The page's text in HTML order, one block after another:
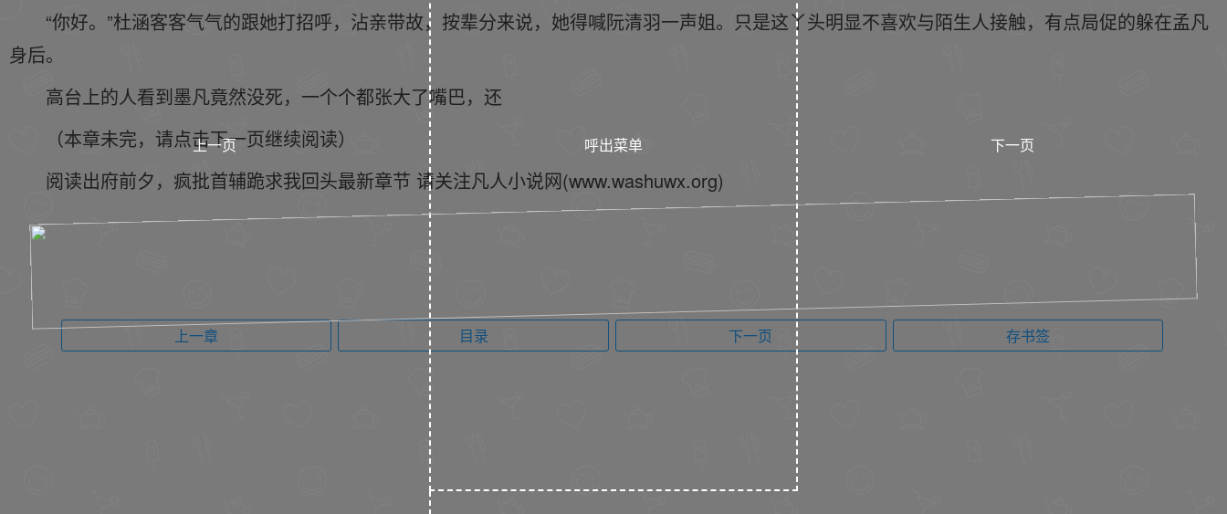
“你好。”杜涵客客气气的跟她打招呼，沾亲带故，按辈分来说，她得喊阮清羽一声姐。只是这丫头明显不喜欢与陌生人接触，有点局促的躲在孟凡
身后。
高台上的人看到墨凡竟然没死，一个个都张大了嘴巴，还
（本章未完，请点击下一页继续阅读）
阅读出府前夕，疯批首辅跪求我回头最新章节 请关注凡人小说网(www.washuwx.org)
上一章 目录 下一页 存书签
上一页 下一页
呼出菜单